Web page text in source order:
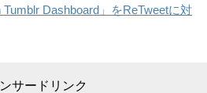
Tumblr Dashboard」をReTweetに対
サードリンク